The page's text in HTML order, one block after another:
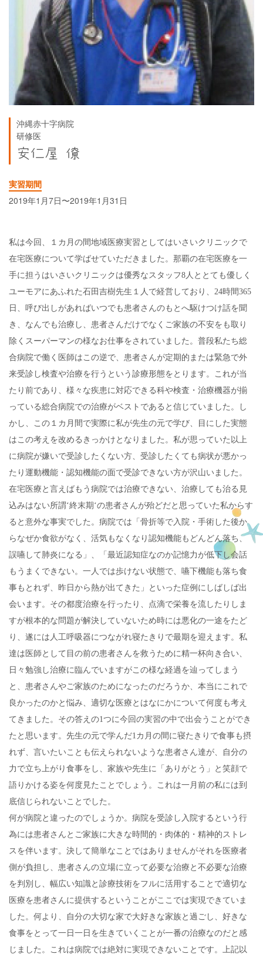
沖縄赤十字病院
研修医
安仁屋 僚
実習期間
2019年1月7日〜2019年1月31日
私は今回、１カ月の間地域医療実習としてはいさいクリニックで
在宅医療について学ばせていただきました。那覇の在宅医療を一
手に担うはいさいクリニックは優秀なスタッフ8人ととても優しく
ユーモアにあふれた石田吉樹先生１人で経営しており、24時間365
日、呼び出しがあればいつでも患者さんのもとへ駆けつけ話を聞
き、なんでも治療し、患者さんだけでなくご家族の不安をも取り
除くスーパーマンの様なお仕事をされていました。普段私たち総
合病院で働く医師はこの逆で、患者さんが定期的または緊急で外
来受診し検査や治療を行うという診療形態をとります。これが当
たり前であり、様々な疾患に対応できる科や検査・治療機器が揃
っている総合病院での治療がベストであると信じていました。し
かし、この１カ月間で実際に私が先生の元で学び、目にした実態
はこの考えを改めるきっかけとなりました。私が思っていた以上
に病院が嫌いで受診したくない方、受診したくても病状が悪かっ
たり運動機能・認知機能の面で受診できない方が沢山いました。
在宅医療と言えばもう病院では治療できない、治療しても治る見
込みはない所謂‘終末期‘の患者さんが殆どだと思っていた私からす
ると意外な事実でした。病院では「骨折等で入院・手術した後か
らなぜか食欲がなく、活気もなくなり認知機能もどんどん落ち、
誤嚥して肺炎になる」、「最近認知症なのか記憶力が低下し会話
もうまくできない。一人では歩けない状態で、嚥下機能も落ち食
事もとれず、昨日から熱が出てきた」といった症例にしばしば出
会います。その都度治療を行ったり、点滴で栄養を流したりしま
すが根本的な問題が解決していないため時には悪化の一途をたど
り、遂には人工呼吸器につながれ寝たきりで最期を迎えます。私
達は医師として目の前の患者さんを救うために精一杯向き合い、
日々勉強し治療に臨んでいますがこの様な経過を辿ってしまう
と、患者さんやご家族のためになったのだろうか、本当にこれで
良かったのかと悩み、適切な医療とはなにかについて何度も考え
てきました。その答えの1つに今回の実習の中で出会うことができ
たと思います。先生の元で学んだ1カ月の間に寝たきりで食事も摂
れず、言いたいことも伝えられないような患者さん達が、自分の
力で立ち上がり食事をし、家族や先生に「ありがとう」と笑顔で
語りかける姿を何度見たことでしょう。これは一月前の私には到
底信じられないことでした。
何が病院と違ったのでしょうか。病院を受診し入院するという行
為には患者さんとご家族に大きな時間的・肉体的・精神的ストレ
スを伴います。決して簡単なことではありませんがそれを医療者
側が負担し、患者さんの立場に立って必要な治療と不必要な治療
を判別し、幅広い知識と診療技術をフルに活用することで適切な
医療を患者さんに提供するということがここでは実現できていま
した。何より、自分の大切な家で大好きな家族と過ごし、好きな
食事をとって一日一日を生きていくことが一番の治療なのだと感
じました。これは病院では絶対に実現できないことです。上記以